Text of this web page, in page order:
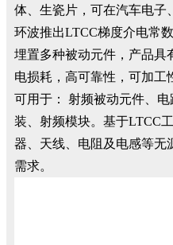
体、生瓷片，可在汽车电子
环波推出LTCC梯度介电常
埋置多种被动元件，产品具
电损耗，高可靠性，可加工
可用于： 射频被动元件、
装、射频模块。基于LTCC
器、天线、电阻及电感等无
需求。